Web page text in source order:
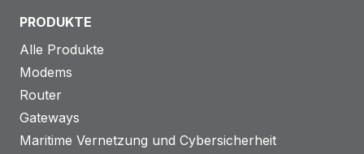
PRODUKTE
Alle Produkte
Modems
Router
Gateways
Maritime Vernetzung und Cybersicherheit